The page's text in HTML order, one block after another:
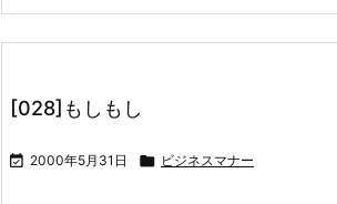
[028]もしもし
 2000年5月31日  ビジネスマナー